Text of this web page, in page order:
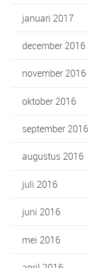
januari 2017
december 2016
november 2016
oktober 2016
september 2016
augustus 2016
juli 2016
juni 2016
mei 2016